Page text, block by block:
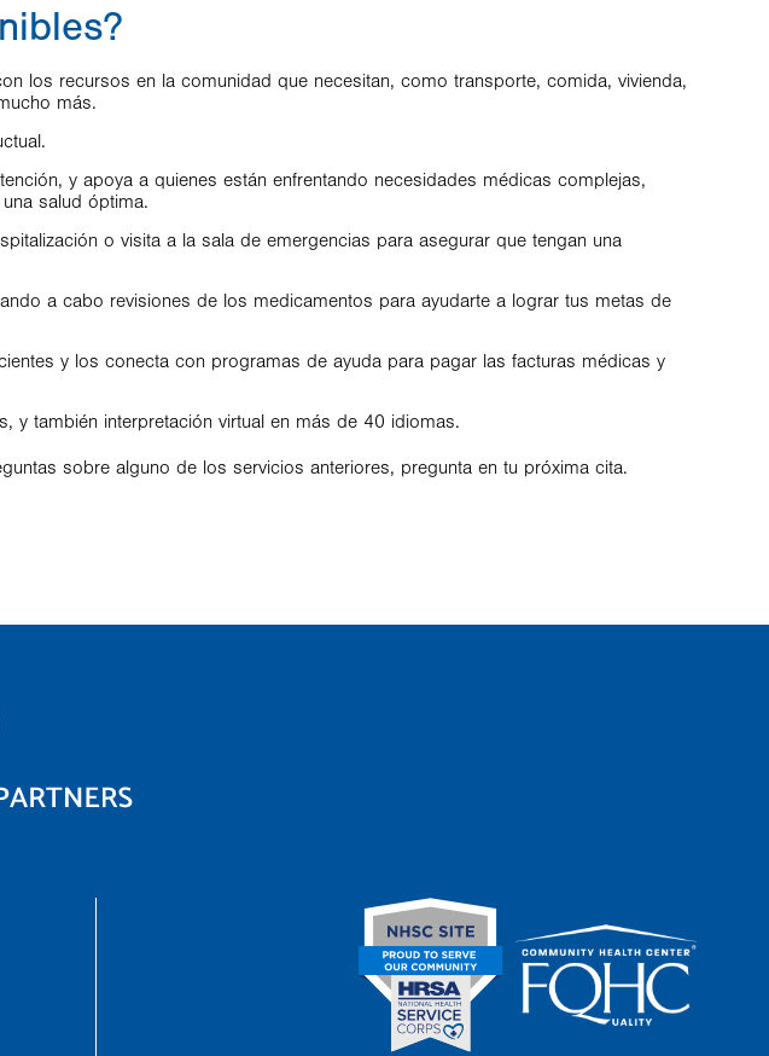
los recursos en la comunidad que necesitan, como transporte, comida, vivienda,
más.
y apoya a quienes están enfrentando necesidades médicas complejas,
salud óptima.
o visita a la sala de emergencias para asegurar que tengan una
a cabo revisiones de los medicamentos para ayudarte a lograr tus metas de
y los conecta con programas de ayuda para pagar las facturas médicas y
y también interpretación virtual en más de 40 idiomas.
sobre alguno de los servicios anteriores, pregunta en tu próxima cita.